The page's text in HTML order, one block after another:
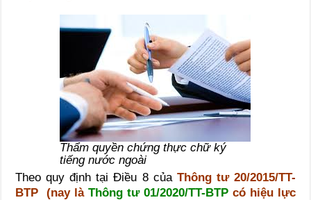
Thẩm quyền chứng thực chữ ký
tiếng nước ngoài
Theo quy định tại Điều 8 của Thông tư 20/2015/TT-
BTP (nay làThông tư 01/2020/TT-BTPcó hiệu lực